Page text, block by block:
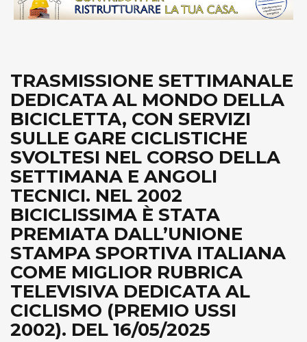
TRASMISSIONE SETTIMANALE
DEDICATA AL MONDO DELLA
BICICLETTA, CON SERVIZI
SULLE GARE CICLISTICHE
SVOLTESI NEL CORSO DELLA
SETTIMANA E ANGOLI
TECNICI. NEL 2002
BICICLISSIMA È STATA
PREMIATA DALL’UNIONE
STAMPA SPORTIVA ITALIANA
COME MIGLIOR RUBRICA
TELEVISIVA DEDICATA AL
CICLISMO (PREMIO USSI
2002). DEL 16/05/2025